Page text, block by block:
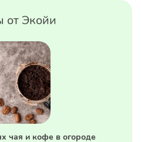
от Экойи
чая и кофе в огороде